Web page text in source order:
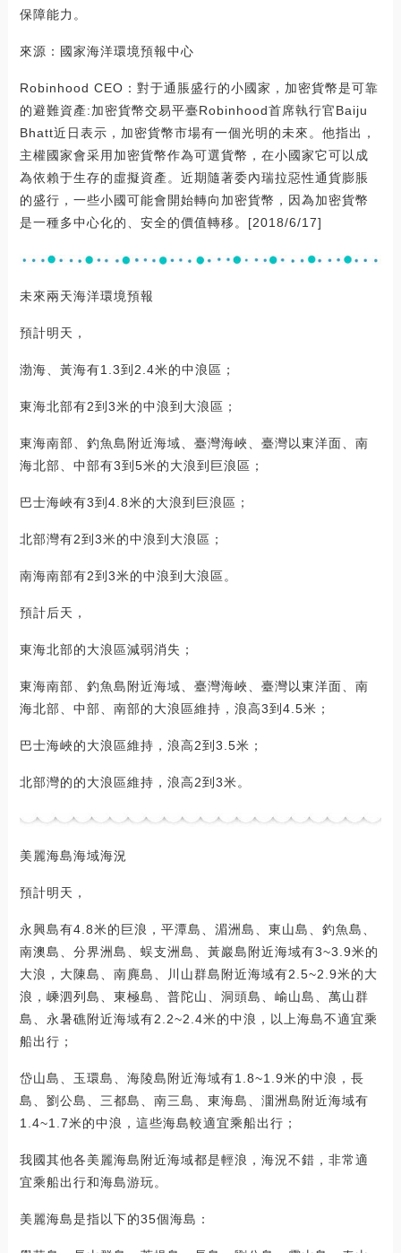
保障能力。
來源：國家海洋環境預報中心
Robinhood CEO：對于通脹盛行的小國家，加密貨幣是可靠
的避難資產:加密貨幣交易平臺Robinhood首席執行官Baiju
Bhatt近日表示，加密貨幣市場有一個光明的未來。他指出，
主權國家會采用加密貨幣作為可選貨幣，在小國家它可以成
為依賴于生存的虛擬資產。近期隨著委內瑞拉惡性通貨膨脹
的盛行，一些小國可能會開始轉向加密貨幣，因為加密貨幣
是一種多中心化的、安全的價值轉移。[2018/6/17]
未來兩天海洋環境預報
預計明天，
渤海、黃海有1.3到2.4米的中浪區；
東海北部有2到3米的中浪到大浪區；
東海南部、釣魚島附近海域、臺灣海峽、臺灣以東洋面、南
海北部、中部有3到5米的大浪到巨浪區；
巴士海峽有3到4.8米的大浪到巨浪區；
北部灣有2到3米的中浪到大浪區；
南海南部有2到3米的中浪到大浪區。
預計后天，
東海北部的大浪區減弱消失；
東海南部、釣魚島附近海域、臺灣海峽、臺灣以東洋面、南
海北部、中部、南部的大浪區維持，浪高3到4.5米；
巴士海峽的大浪區維持，浪高2到3.5米；
北部灣的的大浪區維持，浪高2到3米。
美麗海島海域海況
預計明天，
永興島有4.8米的巨浪，平潭島、湄洲島、東山島、釣魚島、
南澳島、分界洲島、蜈支洲島、黃巖島附近海域有3~3.9米的
大浪，大陳島、南麂島、川山群島附近海域有2.5~2.9米的大
浪，嵊泗列島、東極島、普陀山、洞頭島、崳山島、萬山群
島、永暑礁附近海域有2.2~2.4米的中浪，以上海島不適宜乘
船出行；
岱山島、玉環島、海陵島附近海域有1.8~1.9米的中浪，長
島、劉公島、三都島、南三島、東海島、潿洲島附近海域有
1.4~1.7米的中浪，這些海島較適宜乘船出行；
我國其他各美麗海島附近海域都是輕浪，海況不錯，非常適
宜乘船出行和海島游玩。
美麗海島是指以下的35個海島：